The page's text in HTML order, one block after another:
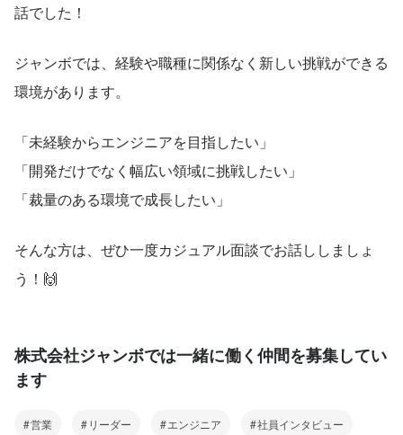
話でした！
ジャンボでは、経験や職種に関係なく新しい挑戦ができる
環境があります。
「未経験からエンジニアを目指したい」
「開発だけでなく幅広い領域に挑戦したい」
「裁量のある環境で成長したい」
そんな方は、ぜひ一度カジュアル面談でお話ししましょ
う！🙌
株式会社ジャンボでは一緒に働く仲間を募集してい
ます
営業 リーダー エンジニア 社員インタビュー